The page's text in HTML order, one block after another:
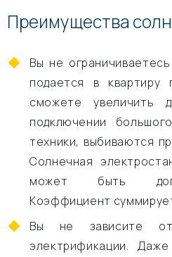
Преимущества
Вы не
подается в
сможете увеличить
подключении
техники, выбиваются
Солнечная
может быть
Коэффициент
Вы не зависите от
электрификации.